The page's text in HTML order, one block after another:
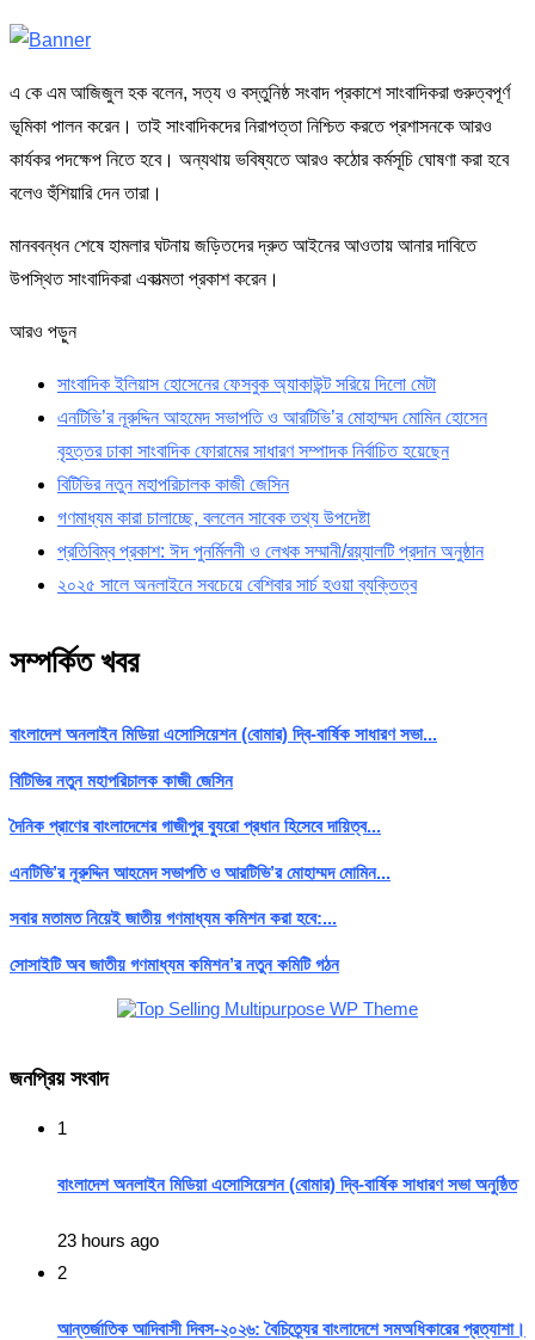
এ কে এম আজিজুল হক বলেন, সত্য ও বস্তুনিষ্ঠ সংবাদ প্রকাশে সাংবাদিকরা গুরুত্বপূর্ণ
ভূমিকা পালন করেন। তাই সাংবাদিকদের নিরাপত্তা নিশ্চিত করতে প্রশাসনকে আরও
কার্যকর পদক্ষেপ নিতে হবে। অন্যথায় ভবিষ্যতে আরও কঠোর কর্মসূচি ঘোষণা করা হবে
বলেও হুঁশিয়ারি দেন তারা।
মানববন্ধন শেষে হামলার ঘটনায় জড়িতদের দ্রুত আইনের আওতায় আনার দাবিতে
উপস্থিত সাংবাদিকরা একাত্মতা প্রকাশ করেন।
আরও পড়ুন
সাংবাদিক ইলিয়াস হোসেনের ফেসবুক অ্যাকাউন্ট সরিয়ে দিলো মেটা
এনটিভি’র নূরুদ্দিন আহমেদ সভাপতি ও আরটিভি’র মোহাম্মদ মোমিন হোসেন
বৃহত্তর ঢাকা সাংবাদিক ফোরামের সাধারণ সম্পাদক নির্বাচিত হয়েছেন
বিটিভির নতুন মহাপরিচালক কাজী জেসিন
গণমাধ্যম কারা চালাচ্ছে, বললেন সাবেক তথ্য উপদেষ্টা
প্রতিবিম্ব প্রকাশ: ঈদ পুনর্মিলনী ও লেখক সম্মানী/রয়্যালটি প্রদান অনুষ্ঠান
২০২৫ সালে অনলাইনে সবচেয়ে বেশিবার সার্চ হওয়া ব্যক্তিত্ব
সম্পর্কিত খবর
বাংলাদেশ অনলাইন মিডিয়া এসোসিয়েশন (বোমার) দ্বি-বার্ষিক সাধারণ সভা...
বিটিভির নতুন মহাপরিচালক কাজী জেসিন
দৈনিক প্রাণের বাংলাদেশের গাজীপুর ব্যুরো প্রধান হিসেবে দায়িত্ব...
এনটিভি’র নূরুদ্দিন আহমেদ সভাপতি ও আরটিভি’র মোহাম্মদ মোমিন...
সবার মতামত নিয়েই জাতীয় গণমাধ্যম কমিশন করা হবে:...
সোসাইটি অব জাতীয় গণমাধ্যম কমিশন’র নতুন কমিটি গঠন
জনপ্রিয় সংবাদ
1
বাংলাদেশ অনলাইন মিডিয়া এসোসিয়েশন (বোমার) দ্বি-বার্ষিক সাধারণ সভা অনুষ্ঠিত
23 hours ago
2
আন্তর্জাতিক আদিবাসী দিবস-২০২৬: বৈচিত্র্যের বাংলাদেশে সমঅধিকারের প্রত্যাশা।